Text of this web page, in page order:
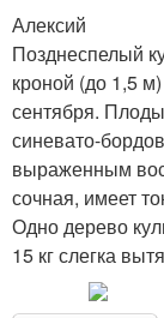
Алексий
Позднеспелый
кроной (до 1,5
сентября.
синевато-
выраженным
сочная, имеет
Одно дерево
15 кг слегка